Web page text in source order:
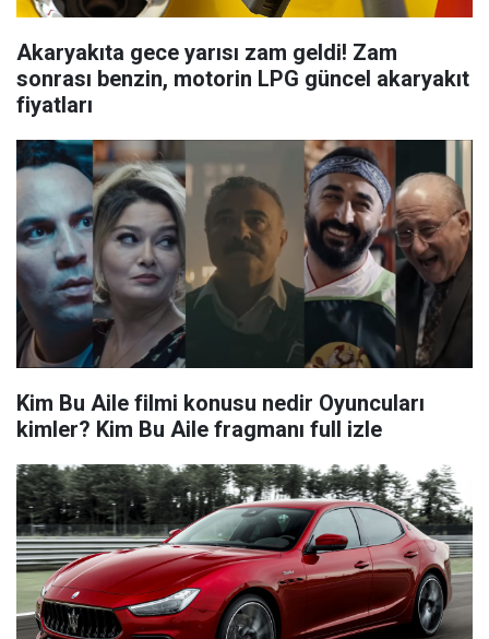
Akaryakıta gece yarısı zam geldi! Zam
sonrası benzin, motorin LPG güncel akaryakıt
fiyatları
Kim Bu Aile filmi konusu nedir Oyuncuları
kimler? Kim Bu Aile fragmanı full izle